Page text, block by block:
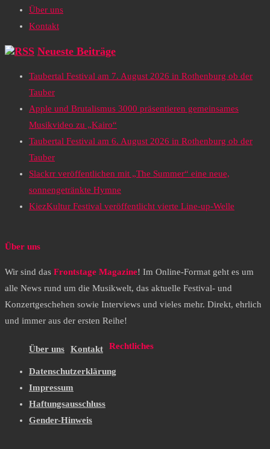
Über uns
Kontakt
Neueste Beiträge
Taubertal Festival am 7. August 2026 in Rothenburg ob der
Tauber
Apple und Brutalismus 3000 präsentieren gemeinsames
Musikvideo zu „Kairo“
Taubertal Festival am 6. August 2026 in Rothenburg ob der
Tauber
Slackrr veröffentlichen mit „The Summer“ eine neue,
sonnengetränkte Hymne
KiezKultur Festival veröffentlicht vierte Line-up-Welle
Über uns
Wir sind das Frontstage Magazine! Im Online-Format geht es um
alle News rund um die Musikwelt, das aktuelle Festival- und
Konzertgeschehen sowie Interviews und vieles mehr. Direkt, ehrlich
und immer aus der ersten Reihe!
Über uns Kontakt Rechtliches
Datenschutzerklärung
Impressum
Haftungsausschluss
Gender-Hinweis